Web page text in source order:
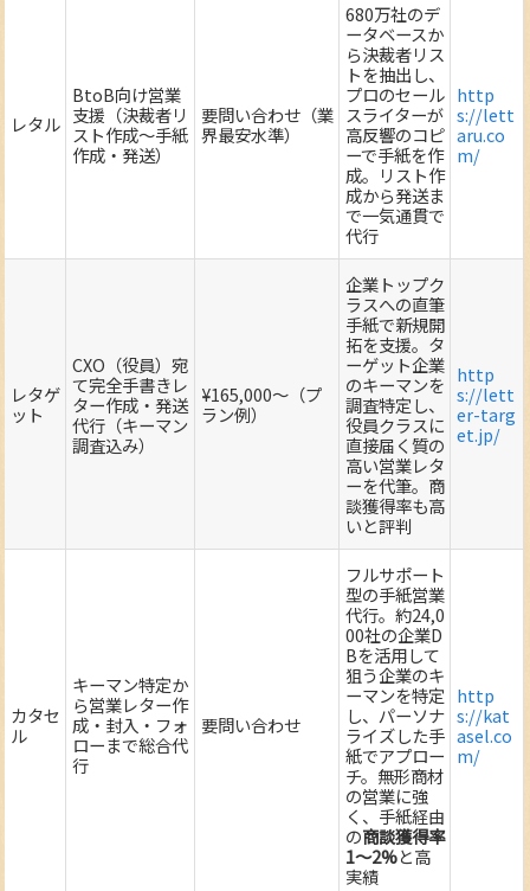
レタル
BtoB向け営業
支援（決裁者リ
スト作成～手紙
作成・発送）
要問い合わせ（業
界最安水準）
680万社のデ
ータベースか
ら決裁者リス
トを抽出し、
プロのセール
スライターが
高反響のコピ
ーで手紙を作
成。リスト作
成から発送ま
で一気通貫で
代行
http
s://lett
aru.co
m/
レタゲ
ット
CXO（役員）宛
て完全手書きレ
ター作成・発送
代行（キーマン
調査込み）
¥165,000～（プ
ラン例）
企業トップク
ラスへの直筆
手紙で新規開
拓を支援。タ
ーゲット企業
のキーマンを
調査特定し、
役員クラスに
直接届く質の
高い営業レタ
ーを代筆。商
談獲得率も高
いと評判
http
s://lett
er-targ
et.jp/
カタセ
ル
キーマン特定か
ら営業レター作
成・封入・フォ
ローまで総合代
行
要問い合わせ
フルサポート
型の手紙営業
代行。約24,0
00社の企業D
Bを活用して
狙う企業のキ
ーマンを特定
し、パーソナ
ライズした手
紙でアプロー
チ。無形商材
の営業に強
く、手紙経由
の商談獲得率
1～2%と高
実績
http
s://kat
asel.co
m/